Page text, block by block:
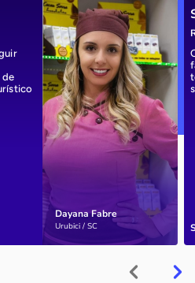
Dayana Fabre
Urubici / SC
de